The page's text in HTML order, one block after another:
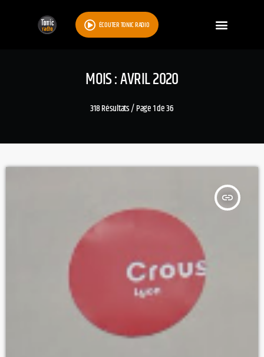
ÉCOUTER TONIC RADIO
MOIS : AVRIL 2020
318 Résultats / Page 1 de 36
insert_link